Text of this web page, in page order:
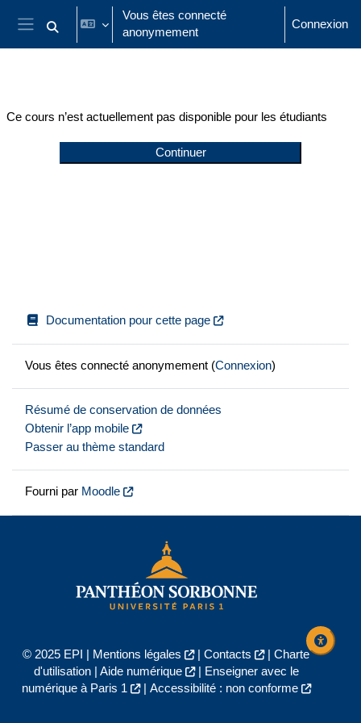
Passer au contenu principal
Panneau latéral
Activer/désactiver la saisie de recherche
Vous êtes connecté
anonymement
Connexion
Ce cours n’est actuellement pas disponible pour les étudiants
Continuer
Documentation pour cette page
Vous êtes connecté anonymement (Connexion)
Résumé de conservation de données
Obtenir l’app mobile
Passer au thème standard
Fourni par Moodle
© 2025 EPI | Mentions légales | Contacts | Charte
d'utilisation| Aide numérique |
Enseigner avec le
numérique à Paris 1
| Accessibilité : non conforme